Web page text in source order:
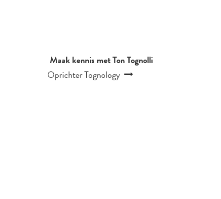
Maak kennis met Ton Tognolli
Oprichter Tognology